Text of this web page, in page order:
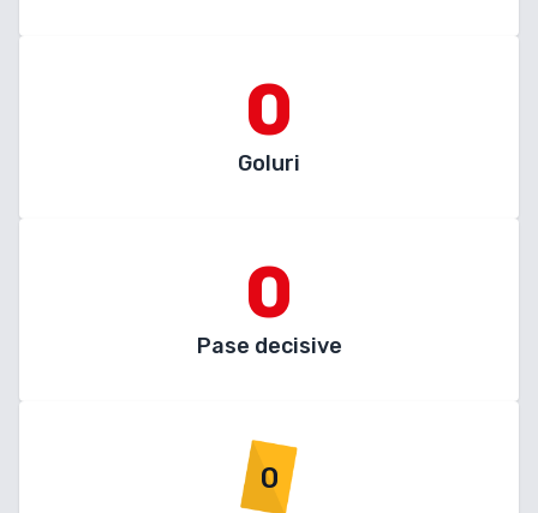
0
Goluri
0
Pase decisive
0